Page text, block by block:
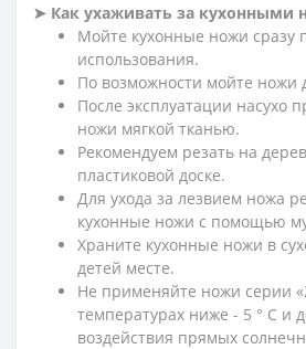
➤ Как ухаживать за кухонными
Мойте кухонные ножи сразу
использования.
По возможности мойте ножи
После эксплуатации насухо
ножи мягкой тканью.
Рекомендуем резать на
пластиковой доске.
Для ухода за лезвием ножа
кухонные ножи с помощью
Храните кухонные ножи в
детей месте.
Не применяйте ножи серии
температурах ниже - 5 ° С и
воздействия прямых